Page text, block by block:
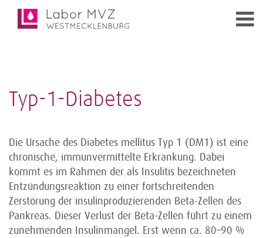
Typ-1-Diabetes
Die Ursache des Diabetes mellitus Typ 1 (DM1) ist eine
chronische, immunvermittelte Erkrankung. Dabei
kommt es im Rahmen der als Insulitis bezeichneten
Entzündungsreaktion zu einer fort­schreitenden
Zerstörung der insulinproduzierenden Beta-Zellen des
Pankreas. Dieser Verlust der Beta-Zellen führt zu einem
zunehmenden Insulinmangel. Erst wenn ca. 80–90 %